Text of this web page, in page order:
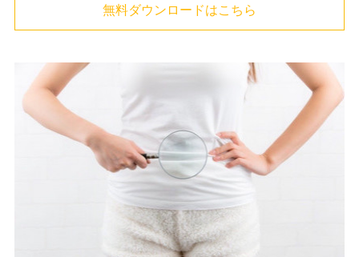
無料ダウンロードはこちら